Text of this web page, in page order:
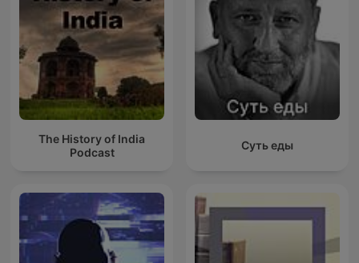
The History of India
Podcast
Суть еды